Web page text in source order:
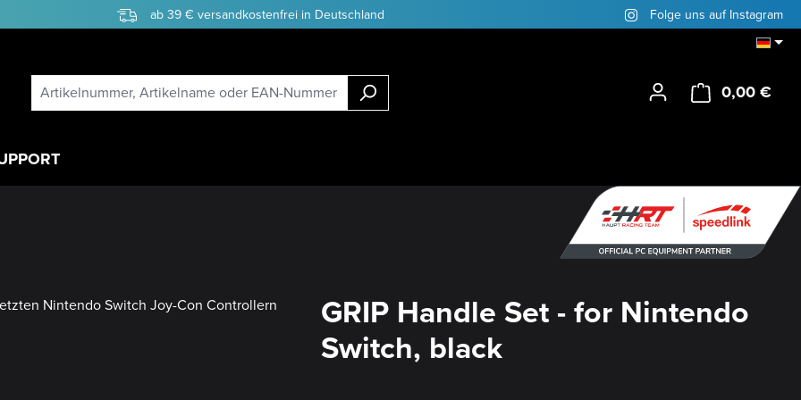
ab 39 € versandkostenfrei in Deutschland Folge uns auf Instagram
0,00 €
GRIP Handle Set - for Nintendo
Switch, black